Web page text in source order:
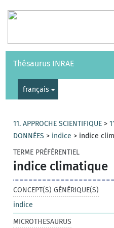
Vocabulaires API
Thésaurus INRAE
français
11. APPROCHE SCIENTIFIQUE >
DONNÉES > indice > indice
TERME PRÉFÉRENTIEL
indice climatique
CONCEPT(S) GÉNÉRIQUE(S)
indice
MICROTHESAURUS